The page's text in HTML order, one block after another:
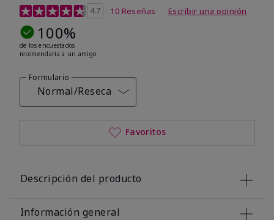
Calificación de clientes de 5 de 5
4.7 10 Reseñas Escribir una opinión
100%
de los encuestados
recomendaría a un amigo.
Formulario
Normal/Reseca
Favoritos
Descripción del producto
Información general